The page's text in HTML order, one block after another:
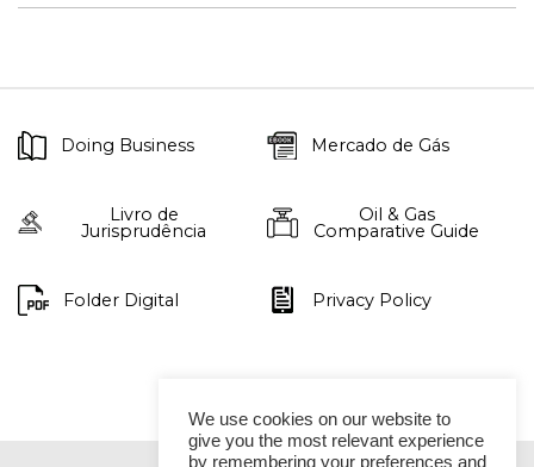
Doing Business Mercado de Gás
Livro de
Jurisprudência
Oil & Gas
Comparative Guide
Folder Digital Privacy Policy
We use cookies on our website to
give you the most relevant experience
by remembering your preferences and